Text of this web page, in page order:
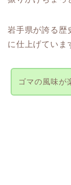
岩手県が誇る歴
に仕上げていま
ゴマの風味が